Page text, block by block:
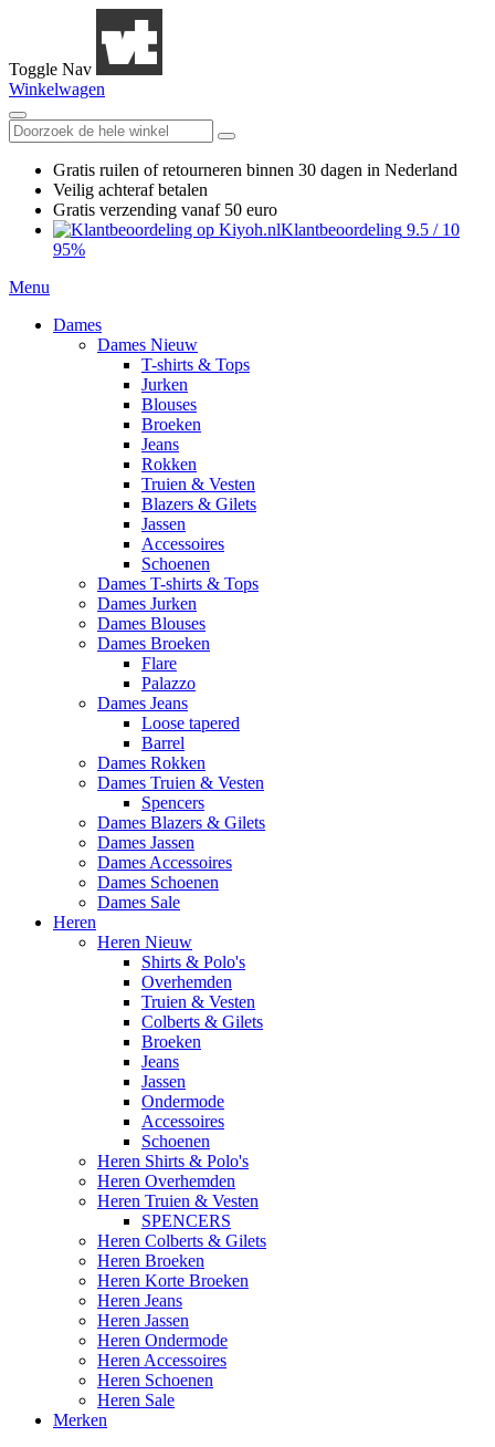
Toggle Nav
Winkelwagen
Gratis ruilen of retourneren binnen 30 dagen in Nederland
Veilig achteraf betalen
Gratis verzending vanaf 50 euro
Klantbeoordeling 9.5 / 10
95%
Menu
Dames
Dames Nieuw
T-shirts & Tops
Jurken
Blouses
Broeken
Jeans
Rokken
Truien & Vesten
Blazers & Gilets
Jassen
Accessoires
Schoenen
Dames T-shirts & Tops
Dames Jurken
Dames Blouses
Dames Broeken
Flare
Palazzo
Dames Jeans
Loose tapered
Barrel
Dames Rokken
Dames Truien & Vesten
Spencers
Dames Blazers & Gilets
Dames Jassen
Dames Accessoires
Dames Schoenen
Dames Sale
Heren
Heren Nieuw
Shirts & Polo's
Overhemden
Truien & Vesten
Colberts & Gilets
Broeken
Jeans
Jassen
Ondermode
Accessoires
Schoenen
Heren Shirts & Polo's
Heren Overhemden
Heren Truien & Vesten
SPENCERS
Heren Colberts & Gilets
Heren Broeken
Heren Korte Broeken
Heren Jeans
Heren Jassen
Heren Ondermode
Heren Accessoires
Heren Schoenen
Heren Sale
Merken